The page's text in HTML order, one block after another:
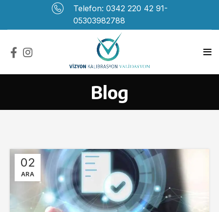
Telefon: 0342 220 42 91-
05303982788
Blog
02
ARA